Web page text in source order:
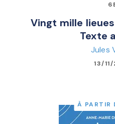
Vingt mille
Texte
Jules
13/
À PARTIR